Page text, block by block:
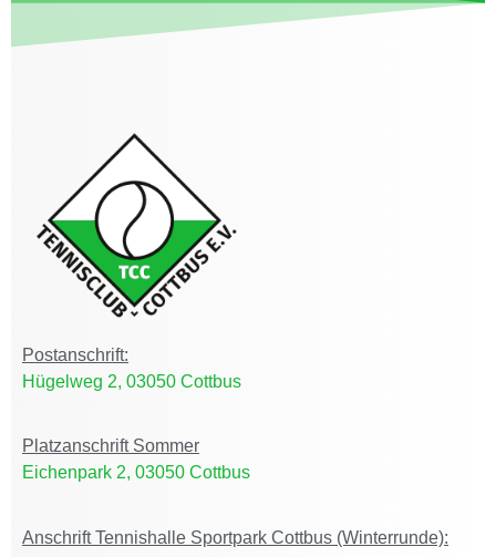
Postanschrift:
Hügelweg 2, 03050 Cottbus
Platzanschrift Sommer
Eichenpark 2, 03050 Cottbus
Anschrift Tennishalle Sportpark Cottbus (Winterrunde):